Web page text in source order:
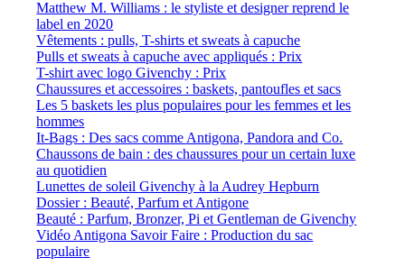
Matthew M. Williams : le styliste et designer reprend le
label en 2020
Vêtements : pulls, T-shirts et sweats à capuche
Pulls et sweats à capuche avec appliqués : Prix
T-shirt avec logo Givenchy : Prix
Chaussures et accessoires : baskets, pantoufles et sacs
Les 5 baskets les plus populaires pour les femmes et les
hommes
It-Bags : Des sacs comme Antigona, Pandora and Co.
Chaussons de bain : des chaussures pour un certain luxe
au quotidien
Lunettes de soleil Givenchy à la Audrey Hepburn
Dossier : Beauté, Parfum et Antigone
Beauté : Parfum, Bronzer, Pi et Gentleman de Givenchy
Vidéo Antigona Savoir Faire : Production du sac
populaire